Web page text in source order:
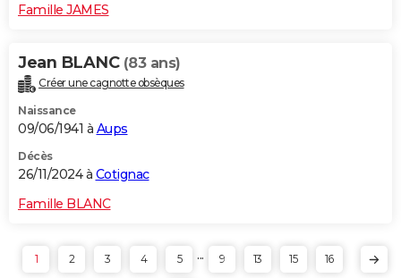
Famille JAMES
Jean BLANC (83 ans)
Créer une cagnotte obsèques
Naissance
09/06/1941 à Aups
Décès
26/11/2024 à Cotignac
Famille BLANC
1 2 3 4 5 ... 9 13 15 16